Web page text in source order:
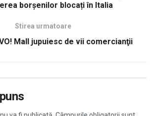
borșenilor blocați în Italia
Stirea urmatoare
Mall jupuiesc de vii comercianţii